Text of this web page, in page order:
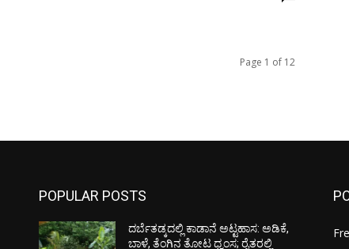
Page 1 of 12
POPULAR POSTS
ದರ್ಬೆತಡ್ಕದಲ್ಲಿ ಕಾಡಾನೆ ಅಟ್ಟಹಾಸ: ಅಡಿಕೆ,
ಬಾಳೆ, ತೆಂಗಿನ ತೋಟ ಧ್ವಂಸ; ರೈತರಲ್ಲಿ